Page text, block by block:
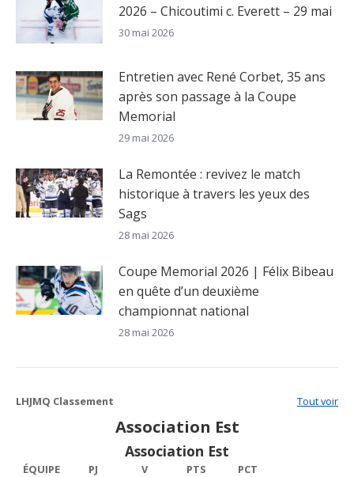
2026 – Chicoutimi c. Everett – 29 mai
30 mai 2026
Entretien avec René Corbet, 35 ans
après son passage à la Coupe
Memorial
29 mai 2026
La Remontée : revivez le match
historique à travers les yeux des
Sags
28 mai 2026
Coupe Memorial 2026 | Félix Bibeau
en quête d’un deuxième
championnat national
28 mai 2026
LHJMQ Classement Tout voir
Association Est
Association Est
ÉQUIPE PJ V PTS
PCT